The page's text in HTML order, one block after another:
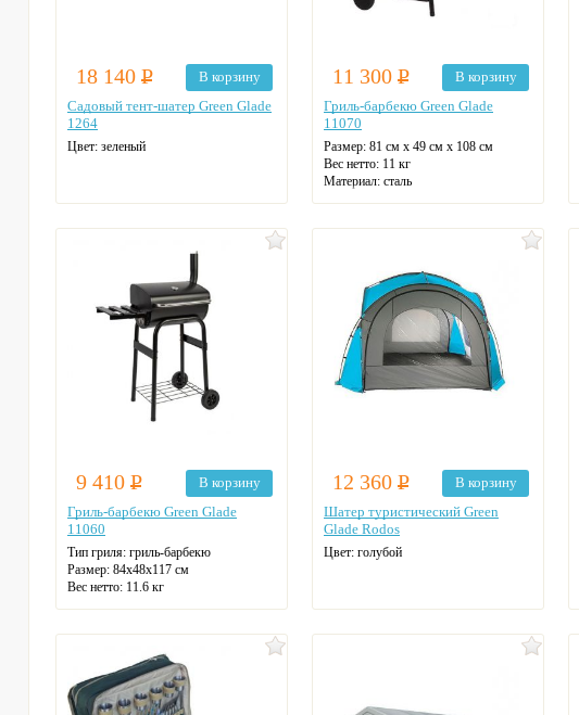
18 140 Р
В корзину
Садовый тент-шатер Green Glade
1264
Цвет: зеленый
11 300 Р
В корзину
Гриль-барбекю Green Glade
11070
Размер: 81 см x 49 см x 108 см
Вес нетто: 11 кг
Материал: сталь
9 410 Р
В корзину
Гриль-барбекю Green Glade
11060
Тип гриля: гриль-барбекю
Размер: 84х48х117 см
Вес нетто: 11.6 кг
12 360 Р
В корзину
Шатер туристический Green
Glade Rodos
Цвет: голубой